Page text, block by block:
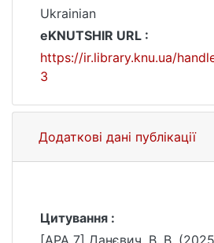
Ukrainian
eKNUTSHIR URL :
https://ir.library.knu.ua/
3
Додаткові дані публікації
Цитування :
[APA 7] Данєвич, В. В.